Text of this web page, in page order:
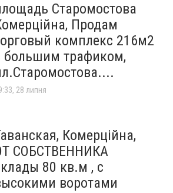
Старомостова
Продам
комплекс 216м2
большим трафиком,
28 липня
Комерційна,
СОБСТВЕННИКА
80 кв.м , c
воротами